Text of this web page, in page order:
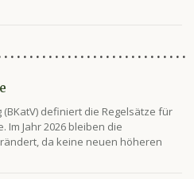
definiert die Regelsätze für
Jahr 2026 bleiben die
da keine neuen höheren